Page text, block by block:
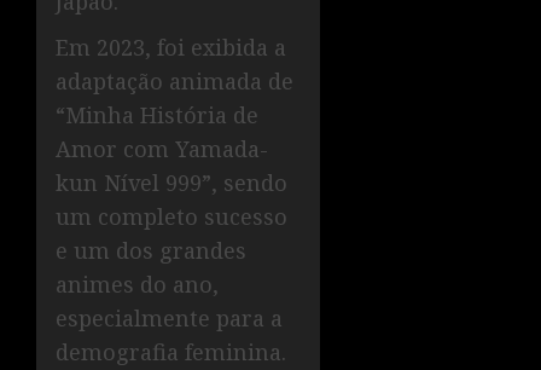
Em 2023, foi exibida a
adaptação animada de
“Minha História de
Amor com Yamada-
kun Nível 999”, sendo
um completo sucesso
e um dos grandes
animes do ano,
especialmente para a
demografia feminina.